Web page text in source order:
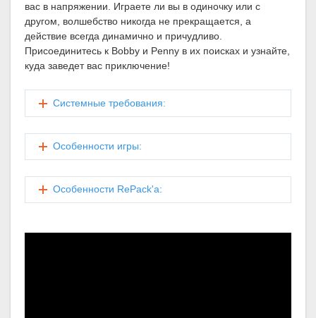
вас в напряжении. Играете ли вы в одиночку или с
другом, волшебство никогда не прекращается, а
действие всегда динамично и причудливо.
Присоединитесь к Bobby и Penny в их поисках и узнайте,
куда заведет вас приключение!
Системные требования:
Особенности игры:
Особенности RePack'а: